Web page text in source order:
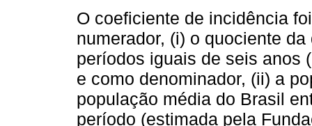
O coeficiente de incidência
numerador, (i) o quociente
períodos iguais de seis anos
e como denominador, (ii) a
população média do Brasil
período (estimada pela